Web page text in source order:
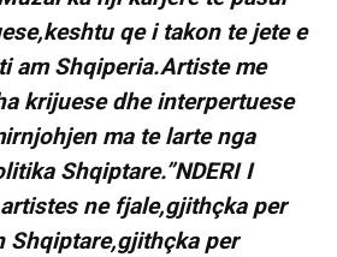
qe i takon te jete e
am Shqiperia.Artiste me
krijuese dhe interpertuese
ma te larte nga
Shqiptare.”NDERI I
ne fjale,gjithçka per
Shqiptare,gjithçka per